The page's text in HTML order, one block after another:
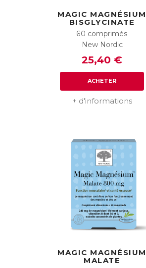
MAGIC MAGNÉSIUM
BISGLYCINATE
60 comprimés
New Nordic
25,40 €
ACHETER
+ d'informations
MAGIC MAGNÉSIUM
MALATE